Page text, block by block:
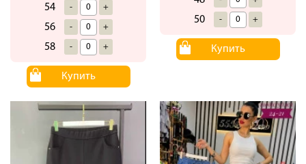
54 - +
56 - +
58 - +
Купить
50 - +
Купить